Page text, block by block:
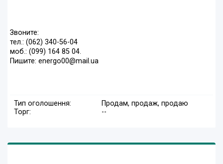
Звоните:
тел.: (062) 340-56-04
моб.: (099) 164 85 04.
Пишите: energo00@mail.ua
Тип оголошення:
Продам, продаж, продаю
Торг:
--